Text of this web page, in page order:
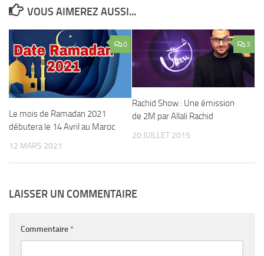
VOUS AIMEREZ AUSSI...
0
Le mois de Ramadan 2021
débutera le 14 Avril au Maroc
12 MARS 2021
3
Rachid Show : Une émission
de 2M par Allali Rachid
20 JUILLET 2015
LAISSER UN COMMENTAIRE
Commentaire*